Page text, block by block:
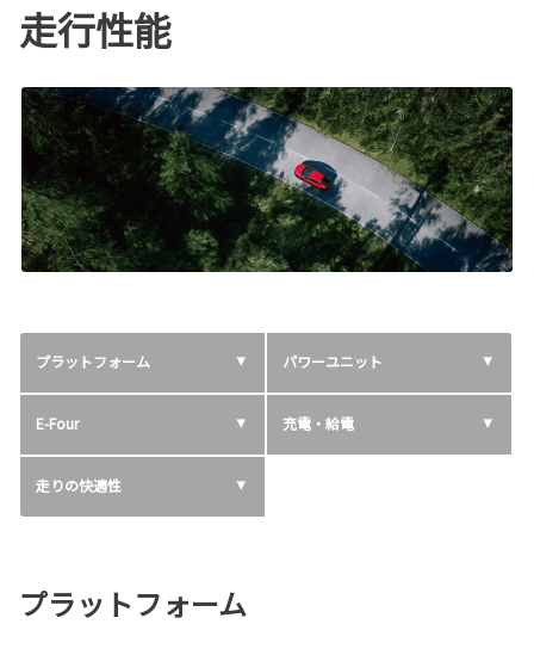
走行性能
プラットフォーム パワーユニット
E-Four 充電・給電
走りの快適性
プラットフォーム